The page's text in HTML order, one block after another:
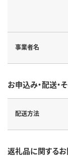
事業者名
お申込み・配送・
配送方法
返礼品に関する